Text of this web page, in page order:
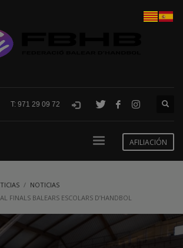
T: 971 29 09 72
AFILIACIÓN
NOTICIAS
FINALS BALEARS ESCOLARS D’HANDBOL